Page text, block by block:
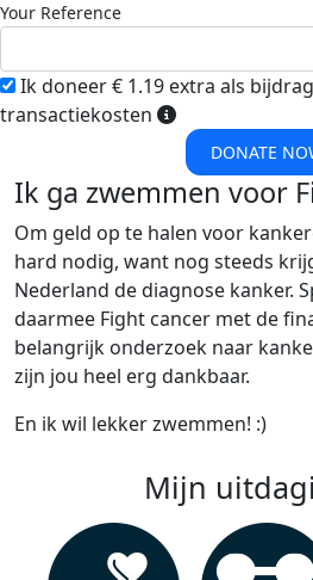
Your Reference
Ik doneer € 1.19 extra als
transactiekosten
DONATE
Ik ga zwemmen voor
Om geld op te halen voor
hard nodig, want nog steeds
Nederland de diagnose kanker.
daarmee Fight cancer met de
belangrijk onderzoek naar
zijn jou heel erg dankbaar.
En ik wil lekker zwemmen! :)
Mijn